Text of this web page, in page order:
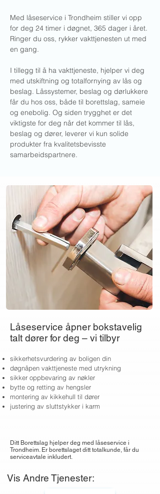
Med låseservice i Trondheim stiller vi opp
for deg 24 timer i døgnet, 365 dager i året.
Ringer du oss, rykker vakttjenesten ut med
en gang.
I tillegg til å ha vakttjeneste, hjelper vi deg
med utskiftning og totalfornying av lås og
beslag. Låssystemer, beslag og dørlukkere
får du hos oss, både til borettslag, sameie
og enebolig. Og siden trygghet er det
viktigste for deg når det kommer til lås,
beslag og dører, leverer vi kun solide
produkter fra kvalitetsbevisste
samarbeidspartnere.
Låseservice åpner bokstavelig
talt dører for deg – vi tilbyr
sikkerhetsvurdering av boligen din
døgnåpen vakttjeneste med utrykning
sikker oppbevaring av nøkler
bytte og retting av hengsler
montering av kikkehull til dører
justering av sluttstykker i karm
Ditt Borettslag hjelper deg med låseservice i
Trondheim. Er borettslaget ditt totalkunde, får du
serviceavtale inkludert.
Vis Andre Tjenester: